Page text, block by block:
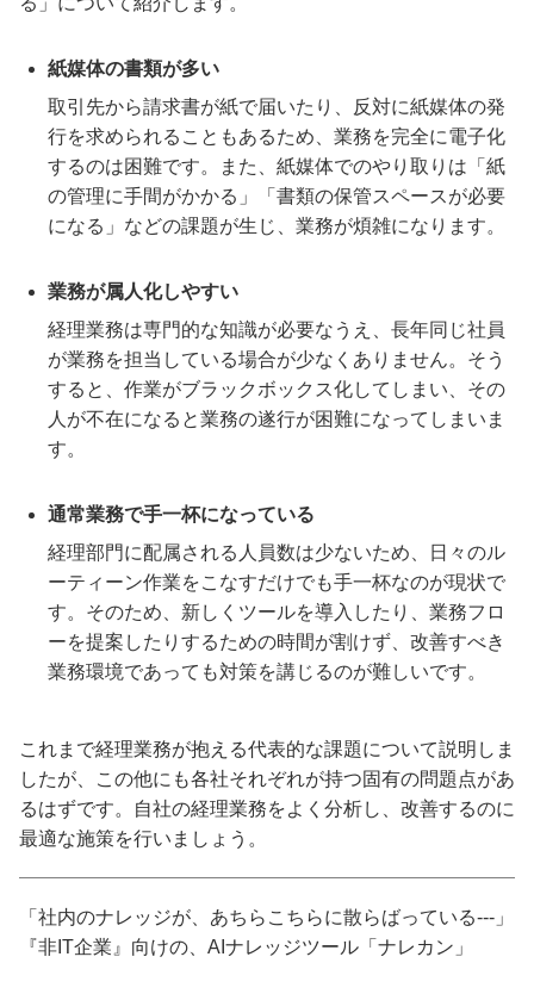
紙媒体の書類が多い
取引先から請求書が紙で届いたり、反対に紙媒体の発
行を求められることもあるため、業務を完全に電子化
するのは困難です。また、紙媒体でのやり取りは「紙
の管理に手間がかかる」「書類の保管スペースが必要
になる」などの課題が生じ、業務が煩雑になります。
業務が属人化しやすい
経理業務は専門的な知識が必要なうえ、長年同じ社員
が業務を担当している場合が少なくありません。そう
すると、作業がブラックボックス化してしまい、その
人が不在になると業務の遂行が困難になってしまいま
す。
通常業務で手一杯になっている
経理部門に配属される人員数は少ないため、日々のル
ーティーン作業をこなすだけでも手一杯なのが現状で
す。そのため、新しくツールを導入したり、業務フロ
ーを提案したりするための時間が割けず、改善すべき
業務環境であっても対策を講じるのが難しいです。
これまで経理業務が抱える代表的な課題について説明しま
したが、この他にも各社それぞれが持つ固有の問題点があ
るはずです。自社の経理業務をよく分析し、改善するのに
最適な施策を行いましょう。
「社内のナレッジが、あちらこちらに散らばっている---」
『非IT企業』向けの、AIナレッジツール「ナレカン」